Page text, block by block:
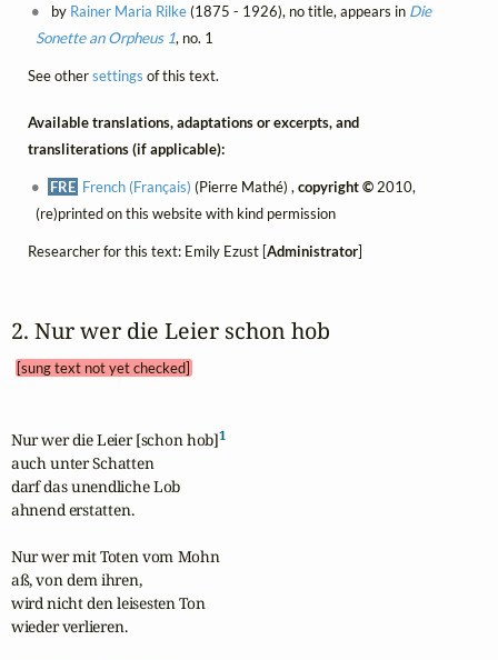
by Rainer Maria Rilke(1875 - 1926), no title, appears in Die
Sonette an Orpheus 1, no. 1
See othersettings of this text.
Available translations, adaptations or excerpts, and
transliterations (if applicable):
FRE French (Français) (Pierre Mathé) ,copyright © 2010,
(re)printed on this website with kind permission
Researcher for this text: Emily Ezust [Administrator]
2. Nur wer die Leier schon hob
[sung text not yet checked]
Nur wer die Leier [schon hob]1
auch unter Schatten
darf das unendliche Lob
ahnend erstatten.
Nur wer mit Toten vom Mohn
aß, von dem ihren,
wird nicht den leisesten Ton
wieder verlieren.